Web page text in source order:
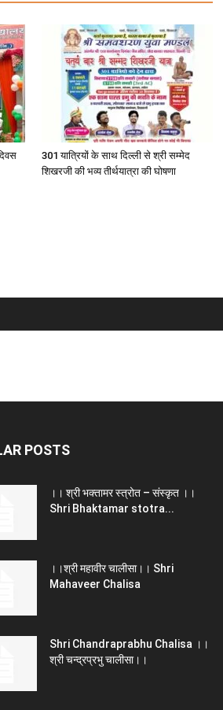
301 यात्रियों के साथ दिल्ली से श्री सम्मेद
शिखरजी की भव्य तीर्थयात्रा की घोषणा
POSTS
।। श्री भक्तामर स्त्रोत – संस्कृत ।।
Shri Bhaktamar stotra...
।।श्री महावीर चालीसा।। Shri
Mahaveer Chalisa
Shri Chandraprabhu Chalisa ।।
श्री चन्द्रप्रभु चालीसा।।